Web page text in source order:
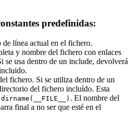
predefinidas:
de línea actual en el fichero.
y nombre del fichero con enlaces
se usa dentro de un include, devolverá
fichero. Si se utiliza dentro de un
del fichero incluído. Esta
dirname(__FILE__) . El nombre del
final a no ser que esté en el